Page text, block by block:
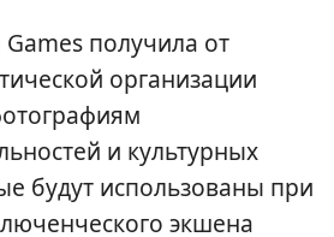
получила от
организации
и культурных
будут использованы при
экшена